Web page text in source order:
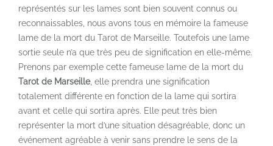
représentés sur les lames sont bien souvent connus ou
reconnaissables, nous avons tous en mémoire la fameuse
lame de la mort du Tarot de Marseille. Toutefois une lame
sortie seule n’a que très peu de signification en elle-même.
Prenons par exemple cette fameuse lame de la mort du
Tarot de Marseille, elle prendra une signification
totalement différente en fonction de la lame qui sortira
avant et celle qui sortira après. Elle peut très bien
représenter la mort d’une situation désagréable, donc un
événement agréable à venir sans prendre le sens de la